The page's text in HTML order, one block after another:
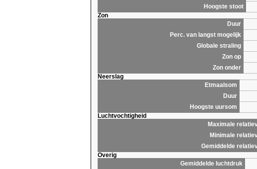
Hoogste stoot
Zon
Duur
Perc. van langst mogelijk
Globale straling
Zon op
Zon onder
Neerslag
Etmaalsom
Duur
Hoogste uursom
Luchtvochtigheid
Maximale
Minimale
Gemiddelde
Overig
Gemiddelde luchtdruk